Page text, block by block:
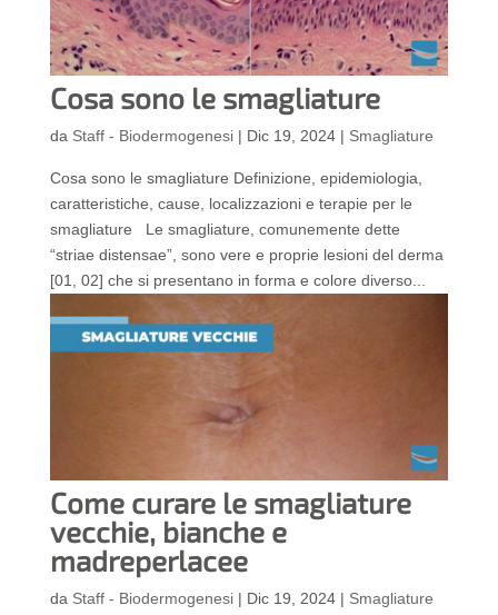
Cosa sono le smagliature
da Staff - Biodermogenesi| Dic 19, 2024| Smagliature
Cosa sono le smagliature Definizione, epidemiologia,
caratteristiche, cause, localizzazioni e terapie per le
smagliature Le smagliature, comunemente dette
“striae distensae”, sono vere e proprie lesioni del derma
[01, 02] che si presentano in forma e colore diverso...
Come curare le smagliature
vecchie, bianche e
madreperlacee
da Staff - Biodermogenesi| Dic 19, 2024| Smagliature